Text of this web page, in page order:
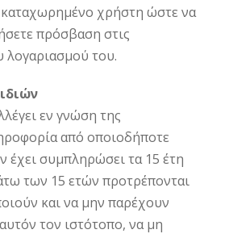
καταχωρημένο χρήστη ώστε να
πρόσβαση στις
λογαριασμού του.
εν γνώση της
από οποιοδήποτε
συμπληρώσει τα 15 έτη
των 15 ετών προτρέπονται
και να μην παρέχουν
τον ιστότοπο, να μη